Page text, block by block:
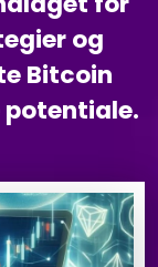
og
Bitcoin
potentiale.